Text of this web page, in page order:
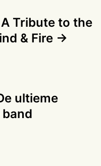
Tribute to the
& Fire ->
ultieme